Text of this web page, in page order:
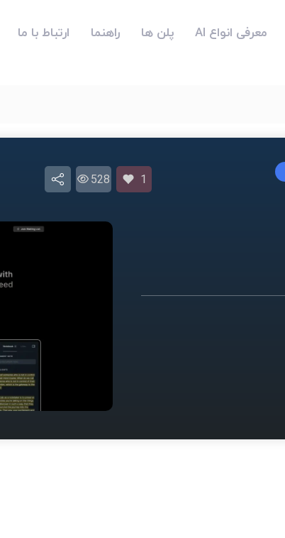
معرفی انواع AI پلن ها راهنما ارتباط با ما
1
528